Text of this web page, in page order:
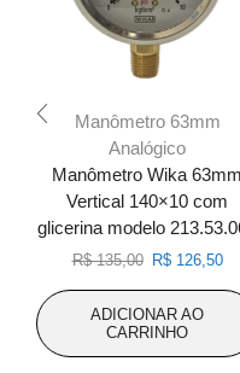
Manômetro 63mm
Analógico
Manômetro Wika 63mm
Vertical 140×10 com
glicerina modelo
R$135,00 O
original
era:
R$126,50O
ADICIONAR AO
CARRINHO